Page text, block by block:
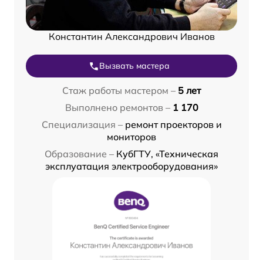
Константин Александрович Иванов
Вызвать мастера
Стаж работы мастером – 5 лет
Выполнено ремонтов – 1 170
Специализация – ремонт проекторов и
мониторов
Образование – КубГТУ, «Техническая
эксплуатация электрооборудования»